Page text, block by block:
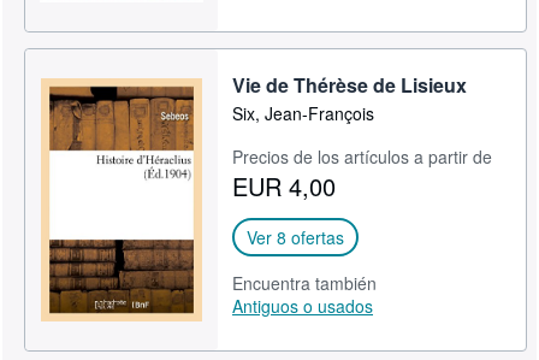
Vie de Thérèse de Lisieux
Six, Jean-François
Precios de los artículos a partir de
EUR 4,00
Ver 8 ofertas
Encuentra también
Antiguos o usados